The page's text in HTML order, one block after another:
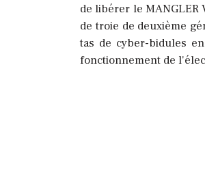
de libérer le MANGLER
de troie de deuxième
tas de cyber-bidules
fonctionnement de